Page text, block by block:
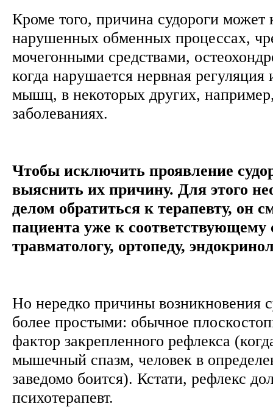
Кроме того, причина судороги может
нарушенных обменных процессах,
мочегонными средствами,
когда нарушается нервная
мышц, в некоторых других,
заболеваниях.
Чтобы исключить проявление
выяснить их причину. Для этого
делом обратиться к терапевту, он
пациента уже к соответствующему
травматологу, ортопеду,
Но нередко причины возникновения
более простыми: обычное
фактор закрепленного рефлекса
мышечный спазм, человек в
заведомо боится). Кстати, рефлекс
психотерапевт.